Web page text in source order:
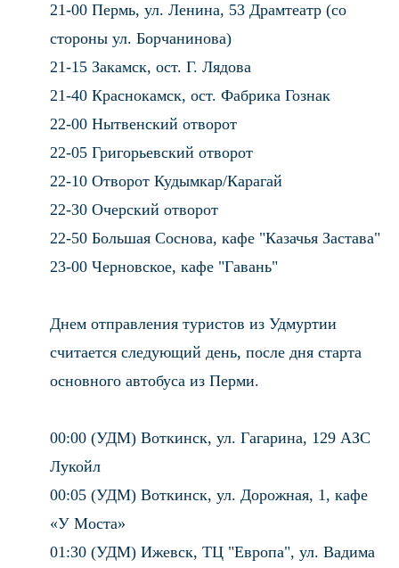
21-00 Пермь, ул. Ленина, 53 Драмтеатр (со
стороны ул. Борчанинова)
21-15 Закамск, ост. Г. Лядова
21-40 Краснокамск, ост. Фабрика Гознак
22-00 Нытвенский отворот
22-05 Григорьевский отворот
22-10 Отворот Кудымкар/Карагай
22-30 Очерский отворот
22-50 Большая Соснова, кафе "Казачья Застава"
23-00 Черновское, кафе "Гавань"
Днем отправления туристов из Удмуртии
считается следующий день, после дня старта
основного автобуса из Перми.
00:00 (УДМ) Воткинск, ул. Гагарина, 129 АЗС
Лукойл
00:05 (УДМ) Воткинск, ул. Дорожная, 1, кафе
«У Моста»
01:30 (УДМ) Ижевск, ТЦ "Европа", ул. Вадима